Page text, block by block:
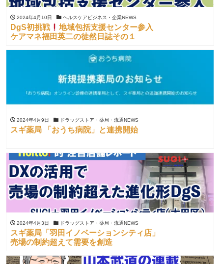
2024年4月10日 ヘルスケアビジネス・企業NEWS
DgS初挑戦
地域包括支援センター参入
ケアマネ福田英二の徒然日誌その１
2024年4月9日 ドラッグストア・薬局・流通NEWS
スギ薬局 「おうち病院」と連携開始
2024年4月3日 ドラッグストア・薬局・流通NEWS
スギ薬局「羽田イノベーションシティ店」
売場の制約超えて需要を創造